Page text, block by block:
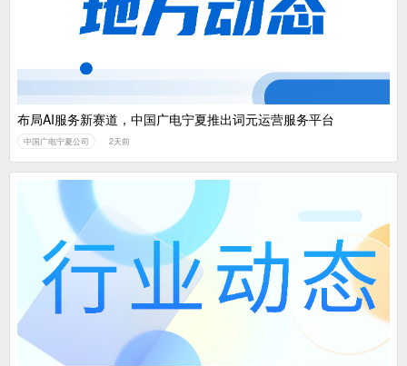
布局AI服务新赛道，中国广电宁夏推出词元运营服务平台
中国广电宁夏公司 2天前